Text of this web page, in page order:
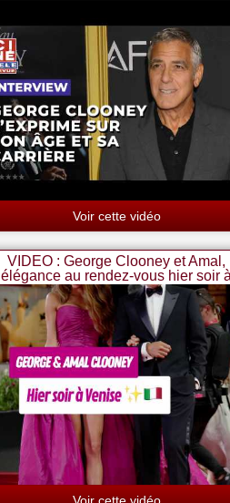
Voir cette vidéo
VIDEO : George Clooney et Amal,
élégance au rendez-vous hier soir à
Venise